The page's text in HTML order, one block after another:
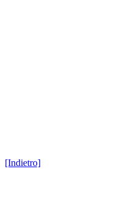
[Indietro]